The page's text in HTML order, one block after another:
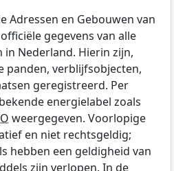
Adressen en Gebouwen van
gegevens van alle
Nederland. Hierin zijn,
panden, verblijfsobjecten,
geregistreerd. Per
energielabel zoals
weergegeven. Voorlopige
en niet rechtsgeldig;
hebben een geldigheid van
zijn verlopen. In de